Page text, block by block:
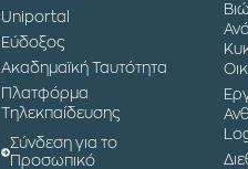
Uniportal
Εύδοξος
Ακαδημαϊκή Ταυτότητα
Πλατφόρμα
Τηλεκπαίδευσης
Σύνδεση για το
Προσωπικό